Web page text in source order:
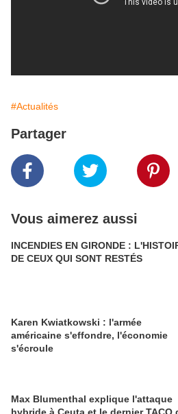
#Actualités
Partager
Vous aimerez aussi
INCENDIES EN GIRONDE :
DE CEUX QUI SONT RESTÉS
Karen Kwiatkowski : l'armée
américaine s'effondre, l'économie
s'écroule
Max Blumenthal explique l'attaque